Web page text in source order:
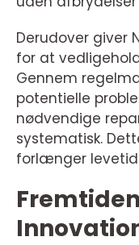
Derudover giver
for at
Gennem
potentielle
nødvendige
systematisk.
forlænger